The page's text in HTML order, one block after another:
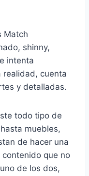
Match
shinny,
intenta
realidad, cuenta
y detalladas.
todo tipo de
muebles,
de hacer una
que no
de los dos,